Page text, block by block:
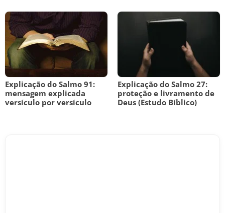
Explicação do Salmo 91:
mensagem explicada
versículo por versículo
Explicação do Salmo 27:
proteção e livramento de
Deus (Estudo Bíblico)